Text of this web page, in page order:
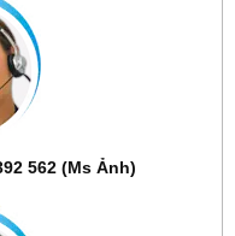
562 (Ms Ảnh)